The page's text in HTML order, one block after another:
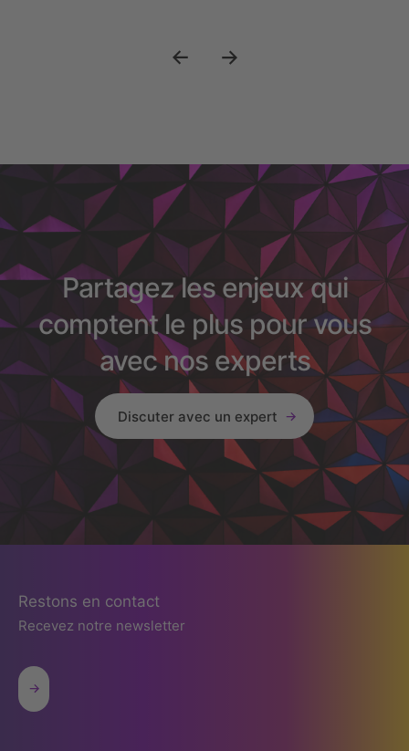
Partagez les enjeux qui
comptent le plus pour vous
avec nos experts
Discuter avec un expert
Restons en contact
Recevez notre newsletter